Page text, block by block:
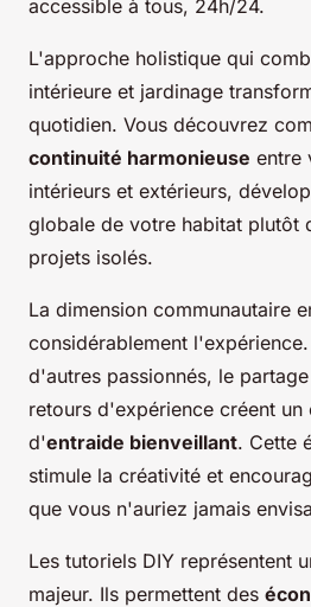
accessible à tous, 24h/24.
L'approche holistique qui
intérieure et jardinage
quotidien. Vous découvrez
continuité harmonieuse entre
intérieurs et extérieurs,
globale de votre habitat plutôt
projets isolés.
La dimension communautaire
considérablement
d'autres passionnés, le
retours d'expérience créent un
d'entraide bienveillant. Cette
stimule la créativité et
que vous n'auriez jamais
Les tutoriels DIY représentent
majeur. Ils permettent des